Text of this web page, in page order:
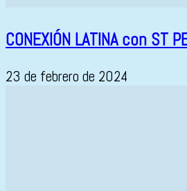
CONEXIÓN LATINA con ST
23 de febrero de 2024